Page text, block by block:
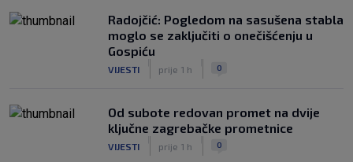
Radojčić: Pogledom na sasušena stabla
moglo se zaključiti o onečišćenju u
Gospiću
VIJESTI prije 1 h 0
Od subote redovan promet na dvije
ključne zagrebačke prometnice
VIJESTI prije 1 h 0